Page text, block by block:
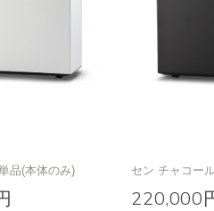
品(本体のみ) セン チャコー
220,000